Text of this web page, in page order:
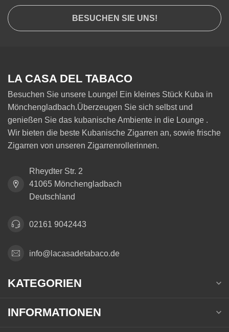
BESUCHEN SIE UNS!
LA CASA DEL TABACO
Besuchen Sie unsere Lounge! Ein kleines Stück Kuba in
Mönchengladbach.Überzeugen Sie sich selbst und
genießen Sie das kubanische Ambiente in die Lounge .
Wir bieten die beste Kubanische Zigarren an, sowie frische
Zigarren von unseren Zigarrenrollerinnen.
Rheydter Str. 2
41065 Mönchengladbach
Deutschland
02161 9042443
info@lacasadetabaco.de
KATEGORIEN
INFORMATIONEN